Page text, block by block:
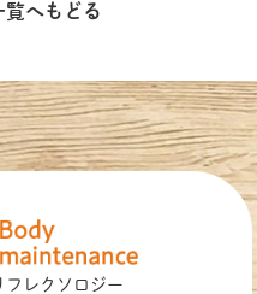
覧へもどる
フレクソロジー